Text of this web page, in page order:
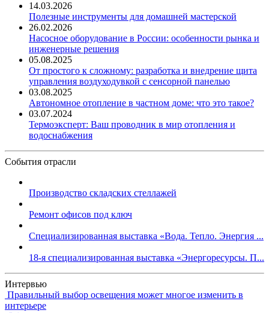
14.03.2026
Полезные инструменты для домашней мастерской
26.02.2026
Насосное оборудование в России: особенности рынка и
инженерные решения
05.08.2025
От простого к сложному: разработка и внедрение щита
управления воздуходувкой с сенсорной панелью
03.08.2025
Автономное отопление в частном доме: что это такое?
03.07.2024
Термоэксперт: Ваш проводник в мир отопления и
водоснабжения
События отрасли
Производство складских стеллажей
Ремонт офисов под ключ
Специализированная выставка «Вода. Тепло. Энергия ...
18-я специализированная выставка «Энергоресурсы. П...
Интервью
Правильный выбор освещения может многое изменить в
интерьере